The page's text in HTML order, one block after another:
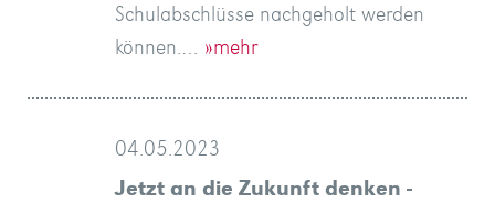
Schulabschlüsse nachgeholt werden
können.… »mehr
04.05.2023
Jetzt an die Zukunft denken -